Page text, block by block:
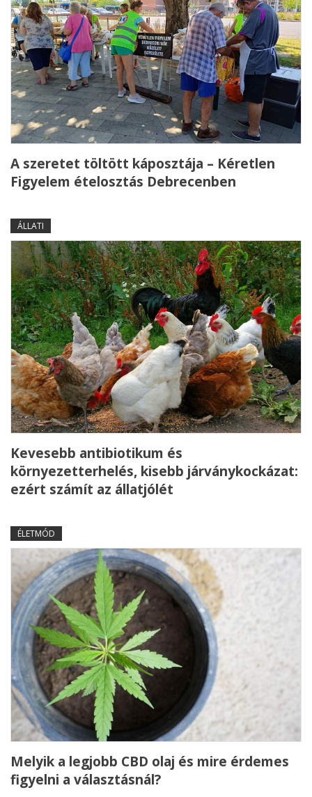
A szeretet töltött káposztája – Kéretlen
Figyelem ételosztás Debrecenben
ÁLLATI
Kevesebb antibiotikum és
környezetterhelés, kisebb járványkockázat:
ezért számít az állatjólét
ÉLETMÓD
Melyik a legjobb CBD olaj és mire érdemes
figyelni a választásnál?